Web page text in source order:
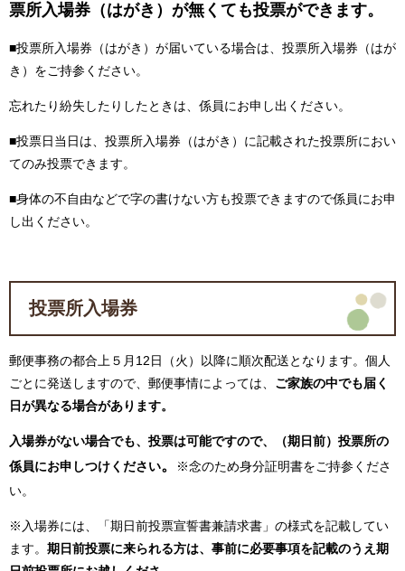
票所入場券（はがき）が無くても投票ができます。
■投票所入場券（はがき）が届いている場合は、投票所入場券（はが
き）をご持参ください。
忘れたり紛失したりしたときは、係員にお申し出ください。
■投票日当日は、投票所入場券（はがき）に記載された投票所におい
てのみ投票できます。
■身体の不自由などで字の書けない方も投票できますので係員にお申
し出ください。
投票所入場券
郵便事務の都合上５月12日（火）以降に順次配送となります。個人
ごとに発送しますので、郵便事情によっては、 ご家族の中でも届く
日が異なる場合があります。
入場券がない場合でも、投票は可能ですので、（期日前）投票所の
係員にお申しつけください。
※念のため身分証明書をご持参くださ
い。​
※入場券には、「期日前投票宣誓書兼請求書」の様式を記載してい
ます。 期日前投票に来られる方は、事前に必要事項を記載のうえ期